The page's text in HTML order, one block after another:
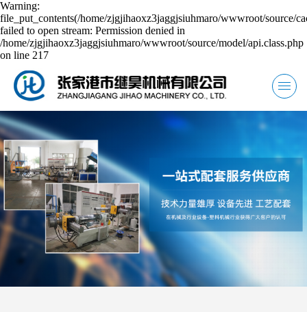
Warning:
file_put_contents(/home/zjgjihaoxz3jaggjsiuhmaro/wwwroot/source/
failed to open stream: Permission denied in
/home/zjgjihaoxz3jaggjsiuhmaro/wwwroot/source/model/api.class.php
on line 217